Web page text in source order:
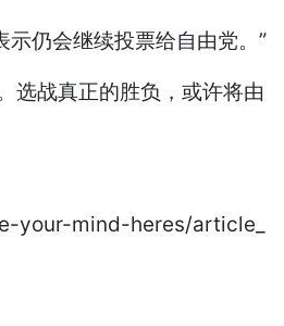
仍会继续投票给自由党。”
选战真正的胜负，或许将由
mind-heres/article_